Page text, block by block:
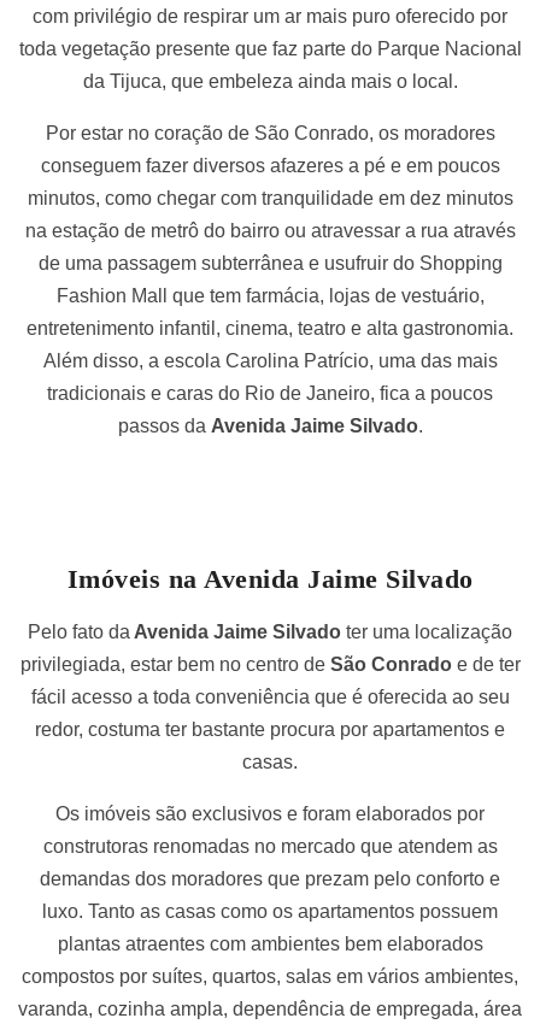
com privilégio de respirar um ar mais puro oferecido por
toda vegetação presente que faz parte do Parque Nacional
da Tijuca, que embeleza ainda mais o local.
Por estar no coração de São Conrado, os moradores
conseguem fazer diversos afazeres a pé e em poucos
minutos, como chegar com tranquilidade em dez minutos
na estação de metrô do bairro ou atravessar a rua através
de uma passagem subterrânea e usufruir do Shopping
Fashion Mall que tem farmácia, lojas de vestuário,
entretenimento infantil, cinema, teatro e alta gastronomia.
Além disso, a escola Carolina Patrício, uma das mais
tradicionais e caras do Rio de Janeiro, fica a poucos
passos da Avenida Jaime Silvado.
Imóveis na Avenida Jaime Silvado
Pelo fato da Avenida Jaime Silvado ter uma localização
privilegiada, estar bem no centro de São Conradoe de ter
fácil acesso a toda conveniência que é oferecida ao seu
redor, costuma ter bastante procura por apartamentos e
casas.
Os imóveis são exclusivos e foram elaborados por
construtoras renomadas no mercado que atendem as
demandas dos moradores que prezam pelo conforto e
luxo. Tanto as casas como os apartamentos possuem
plantas atraentes com ambientes bem elaborados
compostos por suítes, quartos, salas em vários ambientes,
varanda, cozinha ampla, dependência de empregada, área